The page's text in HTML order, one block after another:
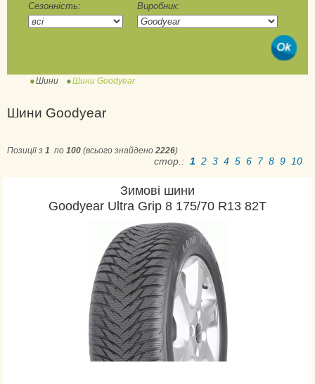
Ultra Grip 9
Ultra Grip 9 +
Ultra Grip Cargo
Ultra Grip Ice 3
Ultra Grip Ice Cargo
1
Ultra Grip Performance
Ultra Grip Performance
+
Ultra Grip Performance
+ SUV
Ultra Grip Performance 2
Сезонність: Виробник:
Шини Шини Goodyear
Шини Goodyear
Позиції з 1 по 100 (всього знайдено 2226)
стор.: 1 2 3 4 5 6 7 8 9 10
Зимові шини
Goodyear Ultra Grip 8 175/70 R13 82T